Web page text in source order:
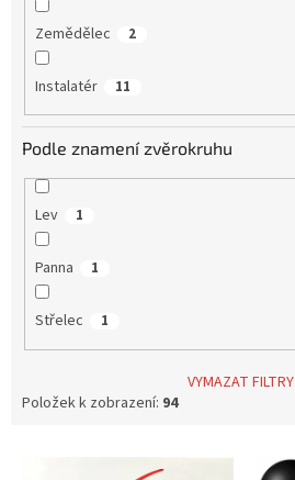
Zemědělec 2
Instalatér 11
Podle znamení zvěrokruhu
Lev 1
Panna 1
Střelec 1
VYMAZAT FILTRY
Položek k zobrazení: 94